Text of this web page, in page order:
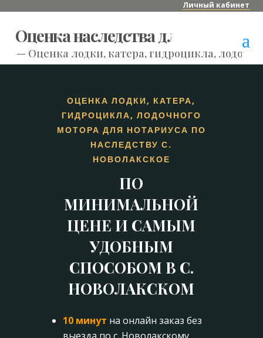
Личный кабинет
Оценка наследства для нотариуса
— Оценка лодки, катера, гидроцикла,
ОЦЕНКА ЛОДКИ, КАТЕРА,
ГИДРОЦИКЛА, ЛОДОЧНОГО
МОТОРА ДЛЯ НОТАРИУСА ПО
НАСЛЕДСТВУ С.
НОВОЛАКСКОЕ
ПО
МИНИМАЛЬНОЙ
ЦЕНЕ И САМЫМ
УДОБНЫМ
СПОСОБОМ В С.
НОВОЛАКСКОМ
10 минут на онлайн заказ без